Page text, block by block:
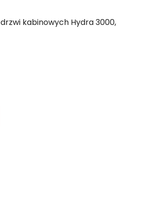
kabinowych Hydra 3000,